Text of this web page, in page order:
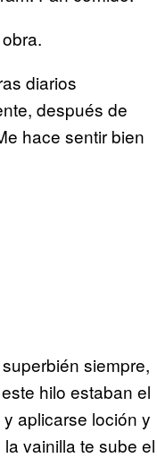
diarios
después de
hace sentir bien
siempre,
hilo estaban el
aplicarse loción y
vainilla te sube el